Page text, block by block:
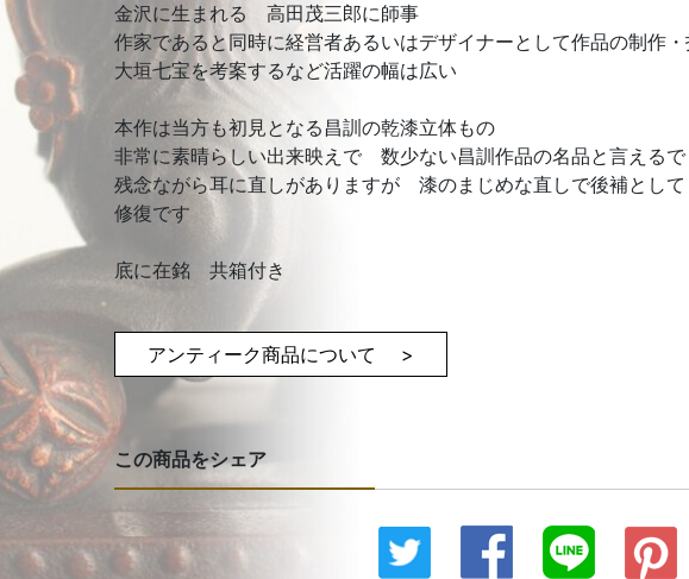
金沢に生まれる 高田茂三郎に師事
作家であると同時に経営者あるいはデザイナーとして作品の制作
大垣七宝を考案するなど活躍の幅は広い
本作は当方も初見となる昌訓の乾漆立体もの
非常に素晴らしい出来映えで 数少ない昌訓作品の名品と言えるで
残念ながら耳に直しがありますが 漆のまじめな直しで後補とし
修復です
底に在銘 共箱付き
アンティーク商品について >
この商品をシェア